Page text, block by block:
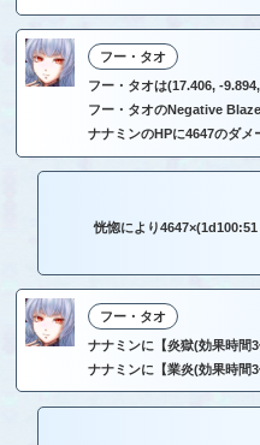
フー・タオ
フー・タオは(17.406, -
フー・タオのNegative Blaze
ナナミンのHPに4647のダメ
恍惚により
フー・タオ
ナナミンに【炎獄(効果時間3
ナナミンに【業炎(効果時間3